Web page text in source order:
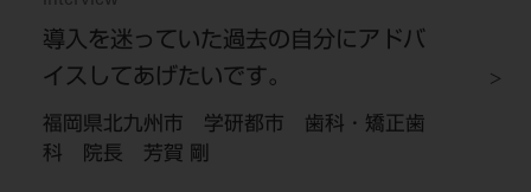
導入を迷っていた過去の自分にアドバ
イスしてあげたいです。
福岡県北九州市 学研都市 歯科・矯正歯
科 院長 芳賀 剛